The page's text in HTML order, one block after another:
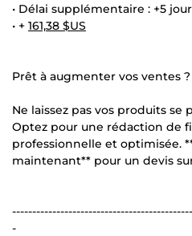
• Délai supplémentaire : +5
• + 161,38 $US
Prêt à augmenter vos ventes ?
Ne laissez pas vos produits se
Optez pour une rédaction de
professionnelle et optimisée.
maintenant** pour un devis
-